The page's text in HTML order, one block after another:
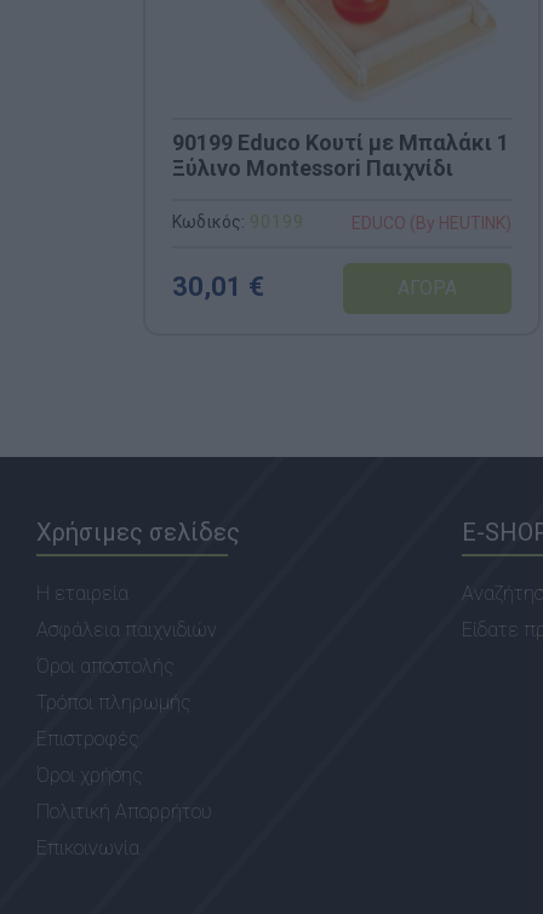
90199 Educo Κουτί με Μπαλάκι 1
Ξύλινο Montessori Παιχνίδι
Κωδικός: 90199 EDUCO (By HEUTINK)
30,01 €
Χρήσιμες σελίδες
Η εταιρεία
Ασφάλεια παιχνιδιών
Όροι αποστολής
Τρόποι πληρωμής
Επιστροφές
Όροι χρήσης
Πολιτική Απορρήτου
Επικοινωνία
E-
Είδατε